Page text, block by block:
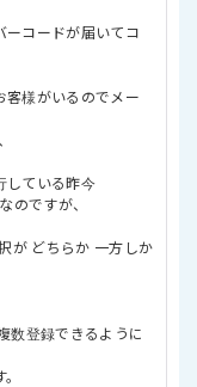
ーコードが届いてコ
客様がいるのでメー
している昨今
のですが、
が どちらか 一方しか
数登録できるように